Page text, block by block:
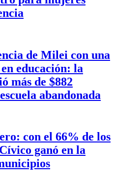
de Milei con una
educación: la
más de $882
abandonada
con el 66% de los
ganó en la